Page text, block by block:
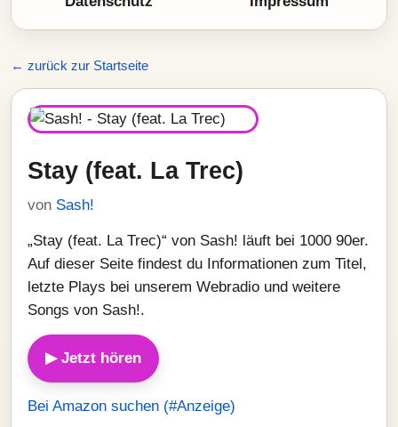
← zurück zur Startseite
Stay (feat. La Trec)
von Sash!
„Stay (feat. La Trec)“ von Sash! läuft bei 1000 90er.
Auf dieser Seite findest du Informationen zum Titel,
letzte Plays bei unserem Webradio und weitere
Songs von Sash!.
▶ Jetzt hören
Bei Amazon suchen (#Anzeige)